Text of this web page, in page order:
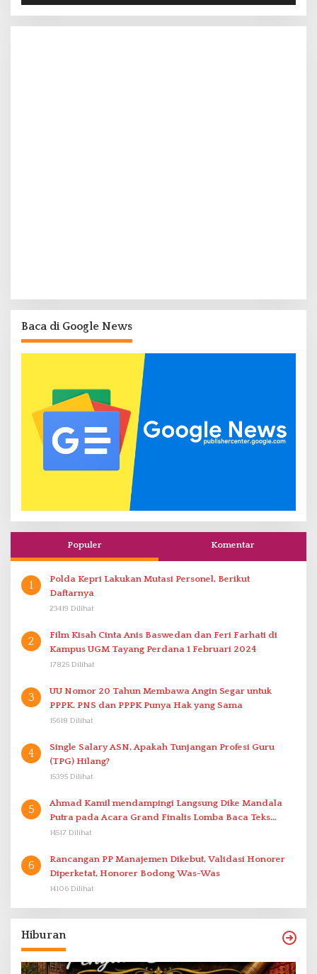
Baca di Google News
Populer Komentar
1
Polda Kepri Lakukan Mutasi Personel, Berikut
Daftarnya
23419 Dilihat
2
Film Kisah Cinta Anis Baswedan dan Feri Farhati di
Kampus UGM Tayang Perdana 1 Februari 2024
17825 Dilihat
3
UU Nomor 20 Tahun Membawa Angin Segar untuk
PPPK. PNS dan PPPK Punya Hak yang Sama
15618 Dilihat
4
Single Salary ASN, Apakah Tunjangan Profesi Guru
(TPG) Hilang?
15395 Dilihat
5
Ahmad Kamil mendampingi Langsung Dike Mandala
Putra pada Acara Grand Finalis Lomba Baca Teks
Proklamasi Mirip Bung Karno di Bali
14517 Dilihat
6
Rancangan PP Manajemen Dikebut, Validasi Honorer
Diperketat, Honorer Bodong Was-Was
14106 Dilihat
Hiburan